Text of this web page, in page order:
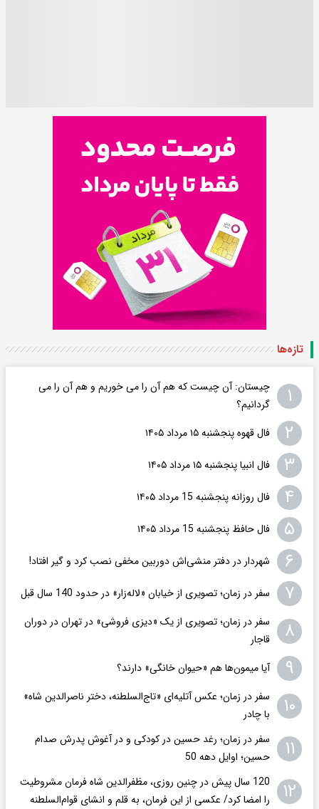
تازه‌ها
۱
چیستان: آن چیست که هم آن را می خوریم و هم آن را می
گردانیم؟
۲ فال قهوه پنجشنبه ۱۵ مرداد ۱۴۰۵
۳ فال انبیا پنجشنبه ۱۵ مرداد ۱۴۰۵
۴ فال روزانه پنجشنبه 15 مرداد ۱۴۰۵
۵ فال حافظ پنجشنبه 15 مرداد ۱۴۰۵
۶ شهردار در دفتر منشی‌اش دوربین مخفی نصب کرد و گیر افتاد!
۷ سفر در زمان؛ تصویری از خیابان «لاله‌زار» در حدود 140 سال قبل
۸
سفر در زمان؛ تصویری از یک «دیزی فروشی» در تهران در دوران
قاجار
۹ آیا میمون‌ها هم «حیوان خانگی» دارند؟
۱۰
سفر در زمان؛ عکس آتلیه‌ای «تاج‌السلطنه، دختر ناصرالدین شاه»
با چادر
۱۱
سفر در زمان؛ رغد حسین در کودکی و در آغوش پدرش صدام
حسین؛ اوایل دهه 50
۱۲
120 سال پیش در چنین روزی، مظفرالدین شاه فرمان مشروطیت
را امضا کرد/ عکسی از این فرمان، به قلم و انشای قوام‌السلطنه